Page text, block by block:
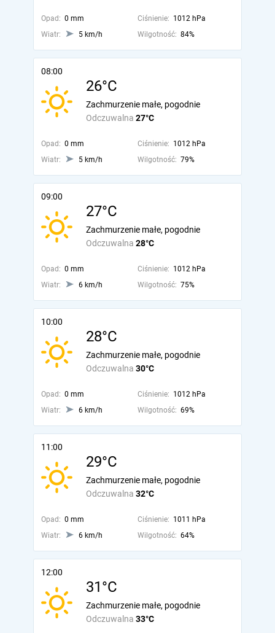
Opad: 0 mm Ciśnienie: 1012 hPa
Wiatr:
5 km/h Wilgotność: 84%
08:00
26°C
Odczuwalna 27°C
Zachmurzenie małe, pogodnie
Opad: 0 mm Ciśnienie: 1012 hPa
Wiatr:
5 km/h Wilgotność: 79%
09:00
27°C
Odczuwalna 28°C
Zachmurzenie małe, pogodnie
Opad: 0 mm Ciśnienie: 1012 hPa
Wiatr:
6 km/h Wilgotność: 75%
10:00
28°C
Odczuwalna 30°C
Zachmurzenie małe, pogodnie
Opad: 0 mm Ciśnienie: 1012 hPa
Wiatr:
6 km/h Wilgotność: 69%
11:00
29°C
Odczuwalna 32°C
Zachmurzenie małe, pogodnie
Opad: 0 mm Ciśnienie: 1011 hPa
Wiatr:
6 km/h Wilgotność: 64%
12:00
31°C
Odczuwalna 33°C
Zachmurzenie małe, pogodnie